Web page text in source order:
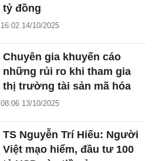
tỷ đồng
16:02 14/10/2025
Chuyên gia khuyến cáo
những rủi ro khi tham gia
thị trường tài sản mã hóa
08:06 13/10/2025
TS Nguyễn Trí Hiếu: Người
Việt mạo hiểm, đầu tư 100